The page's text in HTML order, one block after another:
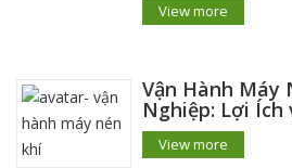
View more
Vận Hành Máy
Nghiệp: Lợi Ích
View more